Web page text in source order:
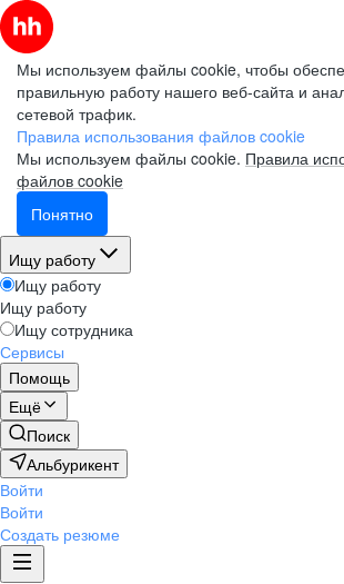
Мы используем файлы cookie, чтобы
правильную работу нашего веб-сайта и
сетевой трафик.
Правила использования файлов cookie
Мы используем файлы cookie. Правила
файлов cookie
Понятно
Ищу работу
Ищу работу
Ищу работу
Ищу сотрудника
Сервисы
Помощь
Ещё
Поиск
Альбурикент
Войти
Войти
Создать резюме